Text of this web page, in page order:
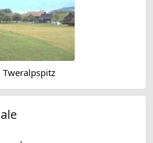
Tweralpspitz